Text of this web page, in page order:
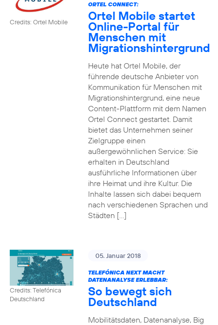
Credits: Ortel Mobile
ORTEL CONNECT:
Ortel Mobile startet
Online-Portal für
Menschen mit
Migrationshintergrund
Heute hat Ortel Mobile, der
führende deutsche Anbieter von
Kommunikation für Menschen mit
Migrationshintergrund, eine neue
Content-Plattform mit dem Namen
Ortel Connect gestartet. Damit
bietet das Unternehmen seiner
Zielgruppe einen
außergewöhnlichen Service: Sie
erhalten in Deutschland
ausführliche Informationen über
ihre Heimat und ihre Kultur. Die
Inhalte lassen sich dabei bequem
nach verschiedenen Sprachen und
Städten […]
Credits: Telefónica
Deutschland
05. Januar 2018
TELEFÓNICA NEXT MACHT
DATENANALYSE ERLEBBAR:
So bewegt sich
Deutschland
Mobilitätsdaten, Datenanalyse, Big